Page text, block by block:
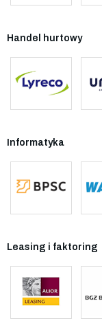
Handel hurtowy
Informatyka
Leasing i faktoring